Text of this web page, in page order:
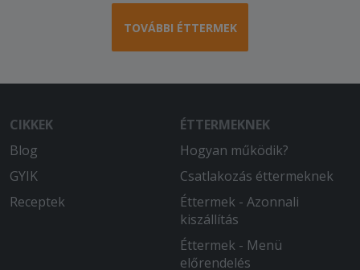
TOVÁBBI ÉTTERMEK
CIKKEK
Blog
GYIK
Receptek
ÉTTERMEKNEK
Hogyan működik?
Csatlakozás éttermeknek
Éttermek - Azonnali
kiszállítás
Éttermek - Menü
előrendelés